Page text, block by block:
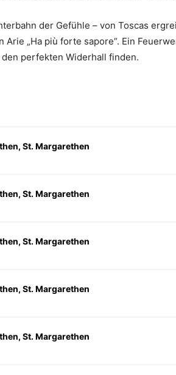
der Gefühle – von Toscas
Arie „Ha più forte sapore“. Ein
perfekten Widerhall finden.
St. Margarethen
St. Margarethen
St. Margarethen
St. Margarethen
St. Margarethen